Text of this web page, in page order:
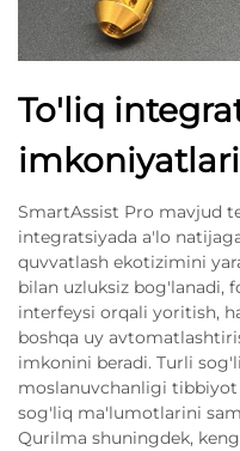
To'liq
imkoniyatlari
SmartAssist Pro mavjud
integratsiyada a'lo
quvvatlash ekotizimini
bilan uzluksiz bog'lanadi,
interfeysi orqali yoritish,
boshqa uy
imkonini beradi. Turli
moslanuvchanligi
sog'liq ma'lumotlarini
Qurilma shuningdek,